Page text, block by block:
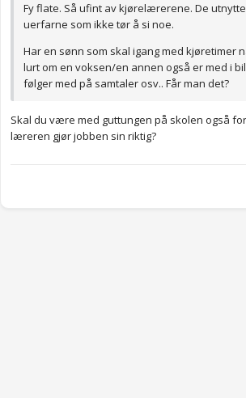
Fy flate. Så ufint av kjørelærerene. De
uerfarne som ikke tør å si noe.
Har en sønn som skal igang med kjøretimer
lurt om en voksen/en annen også er med i
følger med på samtaler osv.. Får man det?
Skal du være med guttungen på skolen også
læreren gjør jobben sin riktig?